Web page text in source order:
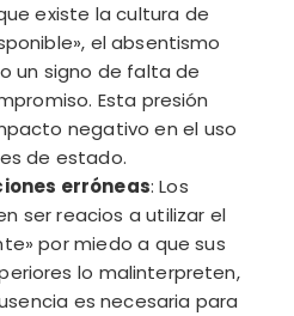
existe la cultura de
el absentismo
un signo de falta de
Esta presión
negativo en el uso
de estado.
erróneas: Los
ser reacios a utilizar el
por miedo a que sus
lo malinterpreten,
es necesaria para